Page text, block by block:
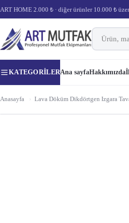
ART HOME 2.000 ₺ · diğer ürünler 10.000 ₺
KATEGORILERAna sayfaHakkımızda
Anasayfa › Lava Döküm Dikdörtgen Izgara